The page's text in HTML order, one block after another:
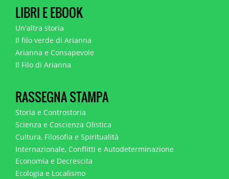
LIBRI E EBOOK
Un'altra storia
Il filo verde di Arianna
Arianna e Consapevole
Il Filo di Arianna
RASSEGNA STAMPA
Storia e Controstoria
Scienza e Coscienza Olistica
Cultura, Filosofia e Spiritualità
Internazionale, Conflitti e Autodeterminazione
Economia e Decrescita
Ecologia e Localismo